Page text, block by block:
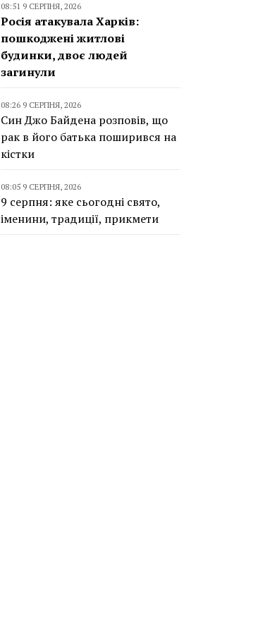
08:51 9 СЕРПНЯ, 2026
Росія атакувала Харків:
пошкоджені житлові
будинки, двоє людей
загинули
08:26 9 СЕРПНЯ, 2026
Син Джо Байдена розповів, що
рак в його батька поширився на
кістки
08:05 9 СЕРПНЯ, 2026
9 серпня: яке сьогодні свято,
іменини, традиції, прикмети